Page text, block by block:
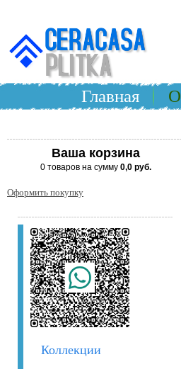
Главная
Ваша корзина
0 товаров на сумму 0,0 руб.
Оформить покупку
Коллекции